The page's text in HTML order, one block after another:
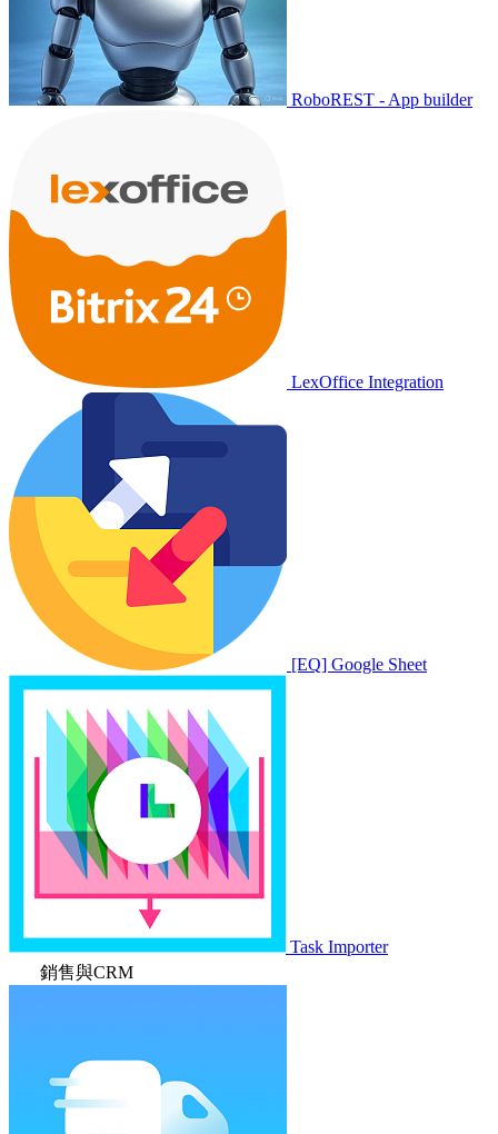
RoboREST - App builder
LexOffice Integration
[EQ] Google Sheet
Task Importer
銷售與CRM